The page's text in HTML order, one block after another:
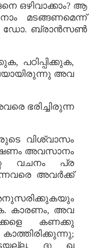
ഒഴിവാക്കാം? ആ
മടങ്ങണമെന്ന്
ഡോ. ബ്രാൻസൺ
പഠിപ്പിക്കുക,
അവ
ഭരിച്ചിരുന്ന
വിശ്വാസം
അവസാനം
വചനം പ്ര
അവർക്ക്
അനുസരിക്കുകയും
കാരണം, അവ
കണക്കു
ദു ഖ